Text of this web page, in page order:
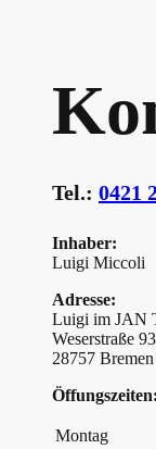
Tel.: 0421
Inhaber:
Luigi Miccoli
Adresse:
Luigi im JAN
Weserstraße
28757 Bremen
Öffungszeiten:
Montag